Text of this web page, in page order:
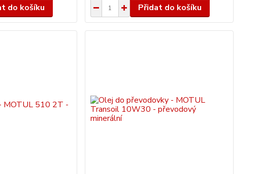
do košíku Přidat do košíku